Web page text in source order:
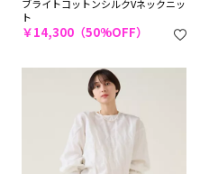
ブライトコットンシルクVネックニッ
ト
￥14,300（50%OFF）